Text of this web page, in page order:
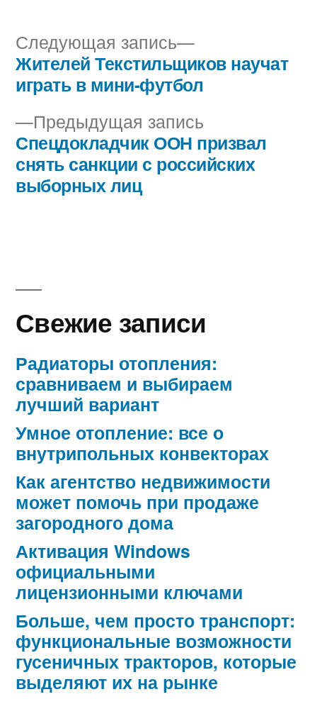
Навигация
записям
Предыдущая запись
запись:
Спецдокладчик ООН призвал
снять санкции с российских
выборных лиц
Следующая запись
Следующая
запись:
Жителей Текстильщиков научат
играть в мини-футбол
Свежие записи
Радиаторы отопления:
сравниваем и выбираем
лучший вариант
Умное отопление: все о
внутрипольных конвекторах
Как агентство недвижимости
может помочь при продаже
загородного дома
Активация Windows
официальными
лицензионными ключами
Больше, чем просто транспорт:
функциональные возможности
гусеничных тракторов, которые
выделяют их на рынке